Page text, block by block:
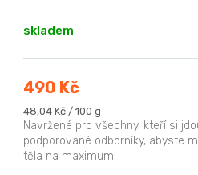
skladem
490 Kč
Měrná
cena:
48,04 Kč / 100 g
Navržené pro všechny, kteří si
podporované odborníky, abyste
těla na maximum.